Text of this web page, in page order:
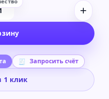
Количество
Waves
Creator
Toolkit
Запросить счёт
1 клик